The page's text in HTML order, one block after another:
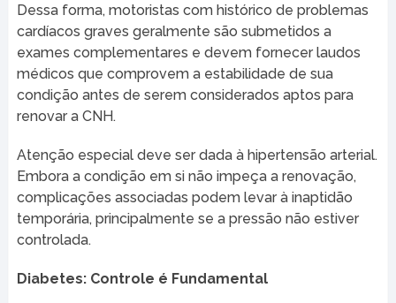
Dessa forma, motoristas com histórico de problemas
cardíacos graves geralmente são submetidos a
exames complementares e devem fornecer laudos
médicos que comprovem a estabilidade de sua
condição antes de serem considerados aptos para
renovar a CNH.
Atenção especial deve ser dada à hipertensão arterial.
Embora a condição em si não impeça a renovação,
complicações associadas podem levar à inaptidão
temporária, principalmente se a pressão não estiver
controlada.
Diabetes: Controle é Fundamental